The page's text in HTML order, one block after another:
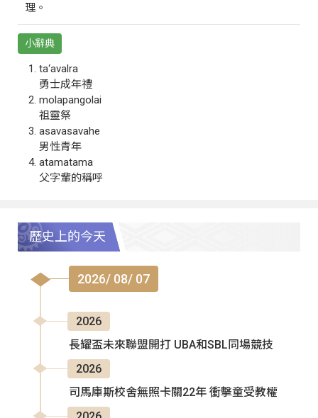
理。
小辭典
ta‘avalra
勇士成年禮
molapangolai
祖靈祭
asavasavahe
男性青年
atamatama
父字輩的稱呼
歷史上的今天
2026/ 08/ 07
2026
長耀盃未來聯盟開打 UBA和SBL同場競技
2026
司馬庫斯校舍無照卡關22年 衝擊童受教權